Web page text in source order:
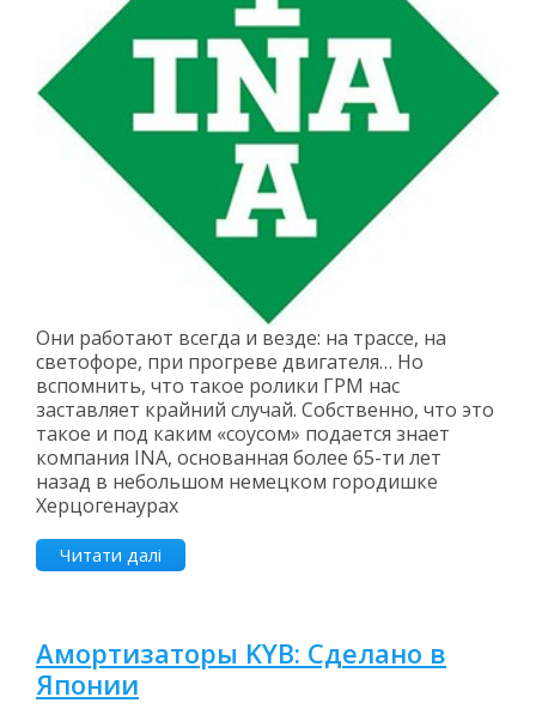
Они работают всегда и везде: на трассе, на
светофоре, при прогреве двигателя… Но
вспомнить, что такое ролики ГРМ нас
заставляет крайний случай. Собственно, что это
такое и под каким «соусом» подается знает
компания INA, основанная более 65-ти лет
назад в небольшом немецком городишке
Херцогенаурах
Читати далі
Амортизаторы KYB: Сделано в
Японии